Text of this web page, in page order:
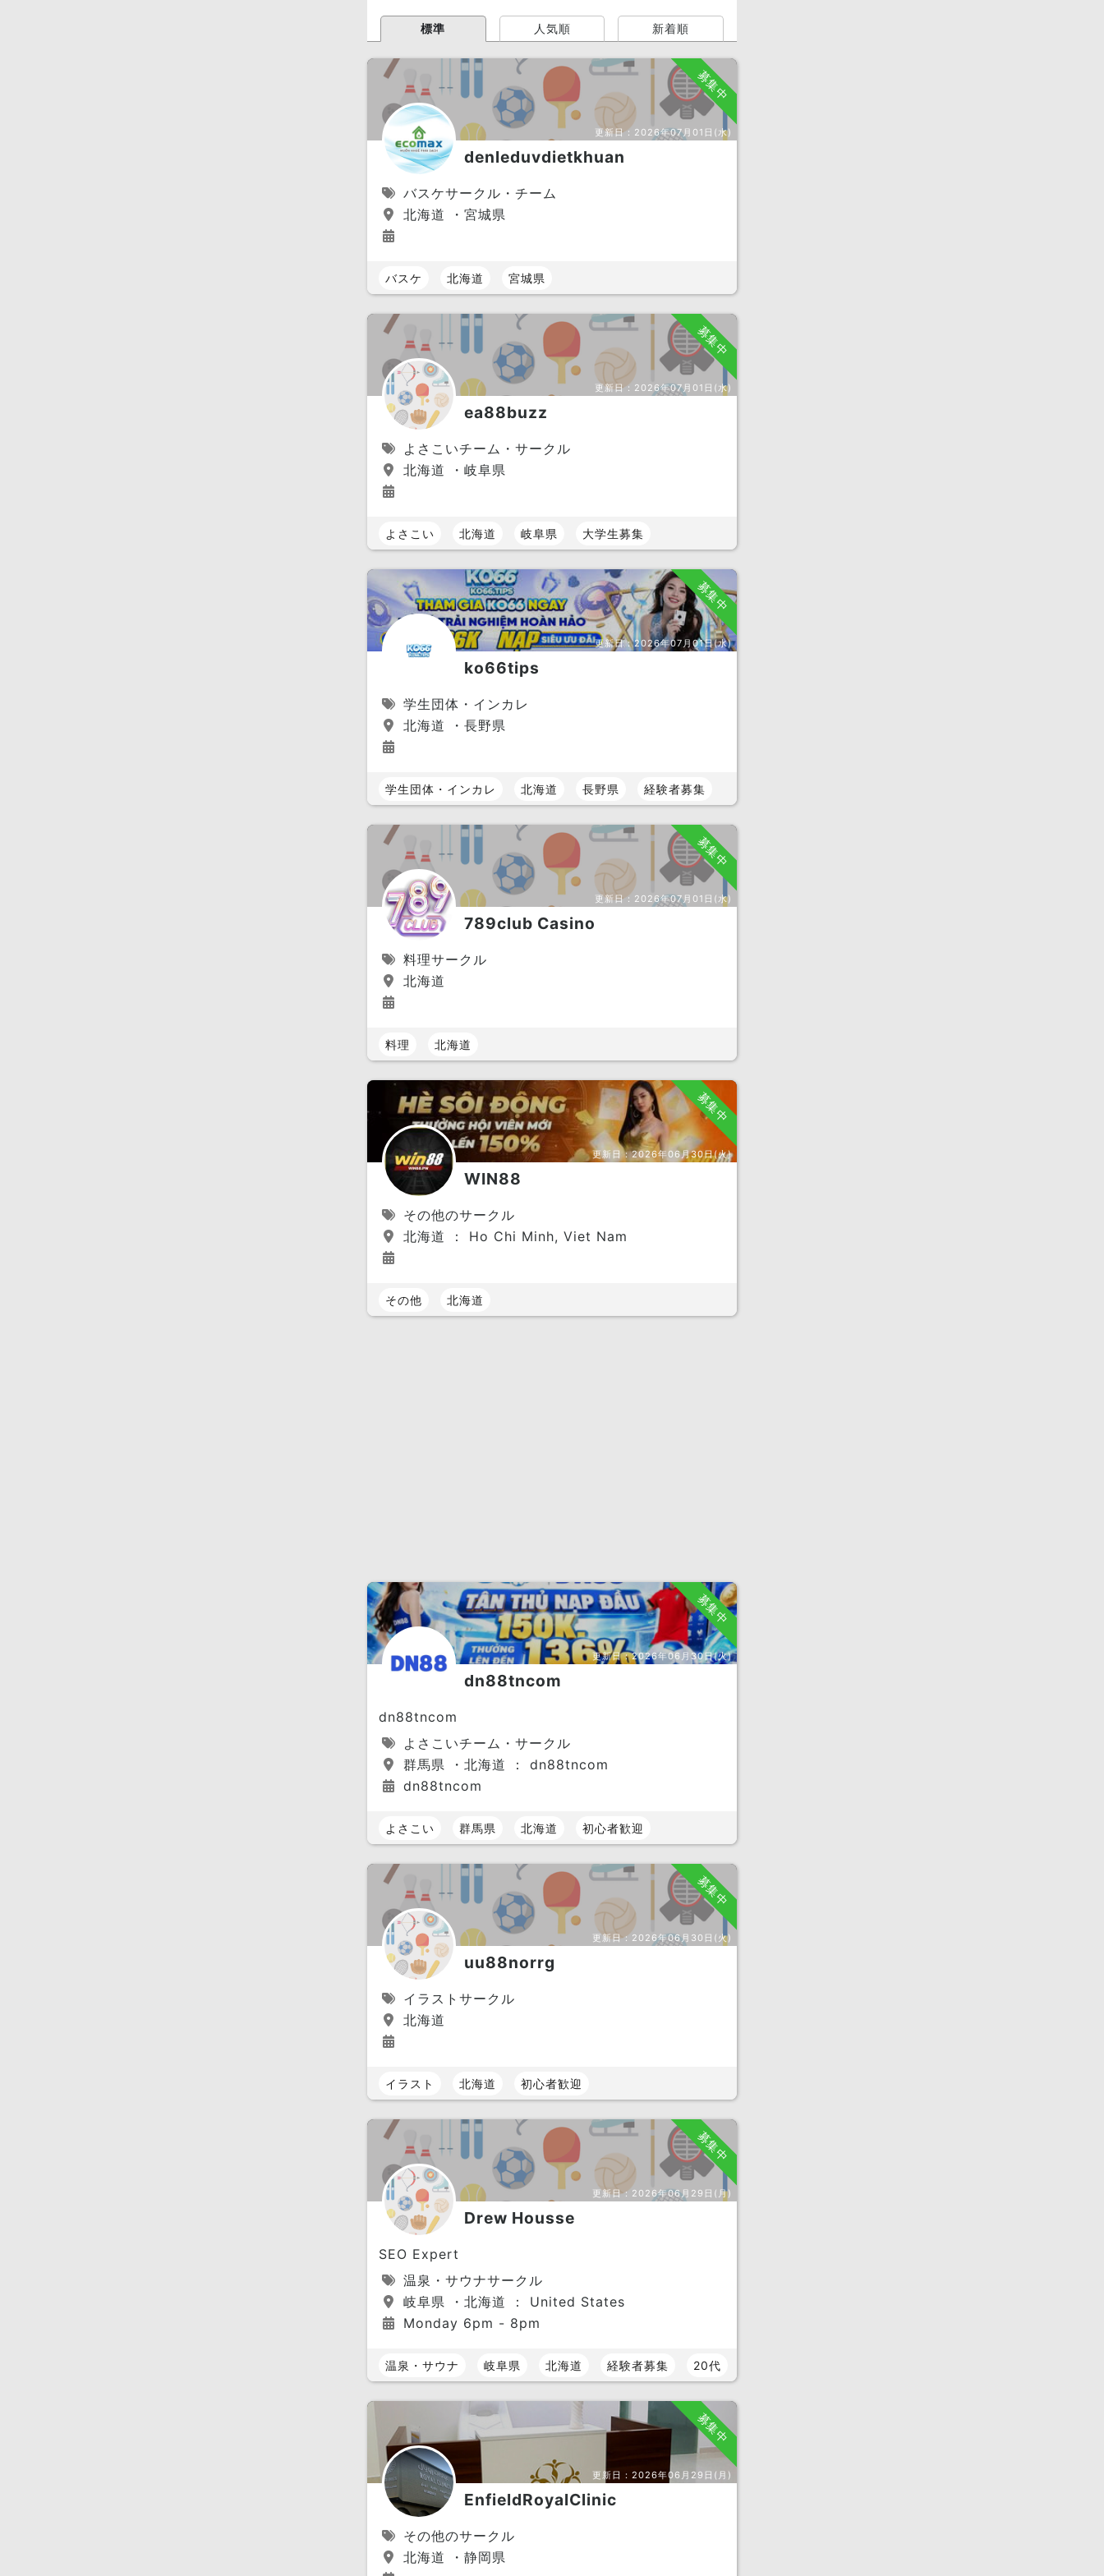
標準 人気順 新着順
募集中
更新日： 2026年07月01日(水)
denleduvdietkhuan
バスケサークル・チーム
北海道 ・宮城県
バスケ 北海道 宮城県
募集中
更新日： 2026年07月01日(水)
ea88buzz
よさこいチーム・サークル
北海道 ・岐阜県
よさこい 北海道 岐阜県 大学生募集
募集中
更新日：2026年07月01日(水)
ko66tips
学生団体・インカレ
北海道 ・長野県
学生団体・インカレ 北海道 長野県 経験者募集
募集中
更新日： 2026年07月01日(水)
789club Casino
料理サークル
北海道
料理 北海道
募集中
更新日：2026年06月30日(火)
WIN88
その他のサークル
北海道 ： Ho Chi Minh, Viet Nam
その他 北海道
募集中
更新日：2026年06月30日(火)
dn88tncom
dn88tncom
よさこいチーム・サークル
群馬県 ・北海道 ： dn88tncom
dn88tncom
よさこい 群馬県 北海道 初心者歓迎
募集中
更新日： 2026年06月30日(火)
uu88norrg
イラストサークル
北海道
イラスト 北海道 初心者歓迎
募集中
更新日： 2026年06月29日(月)
Drew Housse
SEO Expert
温泉・サウナサークル
岐阜県 ・北海道 ： United States
Monday 6pm - 8pm
温泉・サウナ 岐阜県 北海道 経験者募集 20代
募集中
更新日： 2026年06月29日(月)
EnfieldRoyalClinic
その他のサークル
北海道 ・静岡県